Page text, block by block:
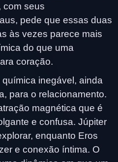
com seus
pede que essas duas
às vezes parece mais
do que uma
coração.
inegável, ainda
para o relacionamento.
magnética que é
e confusa. Júpiter
enquanto Eros
e conexão íntima. O